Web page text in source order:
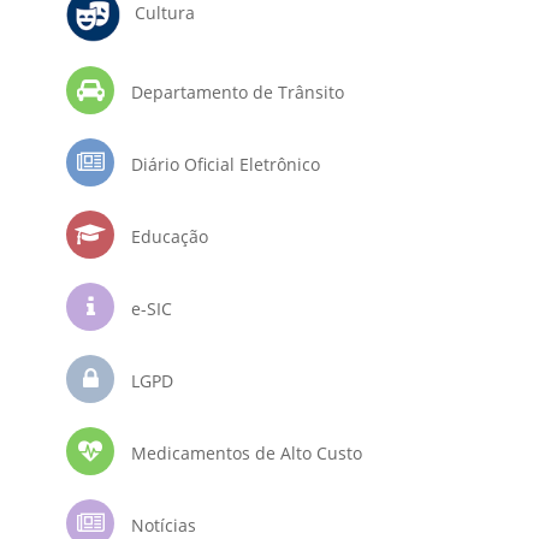
Cultura
Departamento de Trânsito
Diário Oficial Eletrônico
Educação
e-SIC
LGPD
Medicamentos de Alto Custo
Notícias